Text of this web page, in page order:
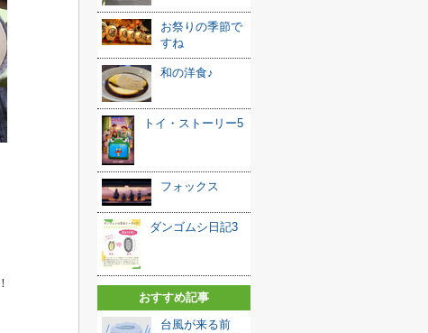
お祭りの季節で
すね
和の洋食♪
トイ・ストーリー5
フォックス
ダンゴムシ日記3
おすすめ記事
台風が来る前